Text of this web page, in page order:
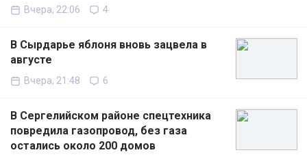
Вчера, 22:06 4
В Сырдарье яблоня вновь зацвела в
августе
Вчера, 21:48 6
В Сергелийском районе спецтехника
повредила газопровод, без газа
остались около 200 домов